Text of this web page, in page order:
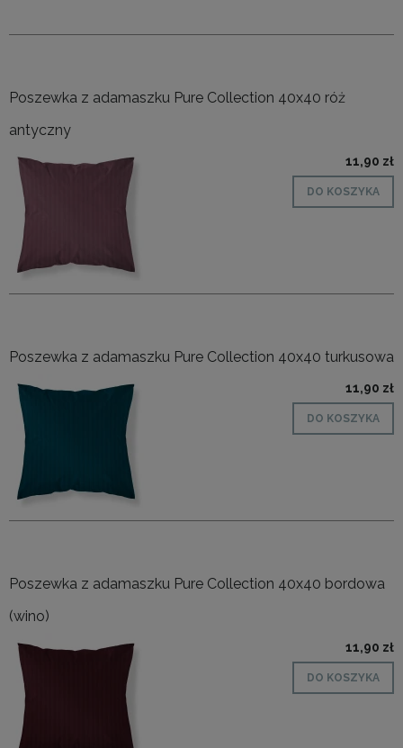
Poszewka z adamaszku Pure Collection 40x40 róż
antyczny
11,90 zł
DO KOSZYKA
Poszewka z adamaszku Pure Collection 40x40 turkusowa
11,90 zł
DO KOSZYKA
Poszewka z adamaszku Pure Collection 40x40 bordowa
(wino)
11,90 zł
DO KOSZYKA